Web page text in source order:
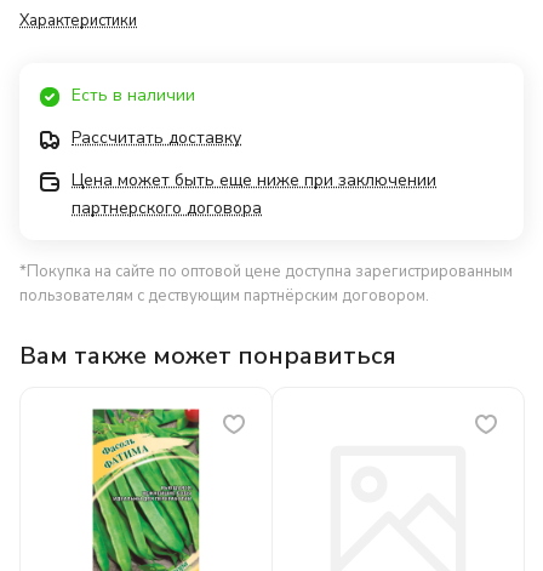
Характеристики
Есть в наличии
Рассчитать доставку
Цена может быть еще ниже при заключении
партнерского договора
*Покупка на сайте по оптовой цене доступна зарегистрированным
пользователям с дествующим партнёрским договором.
Вам также может понравиться